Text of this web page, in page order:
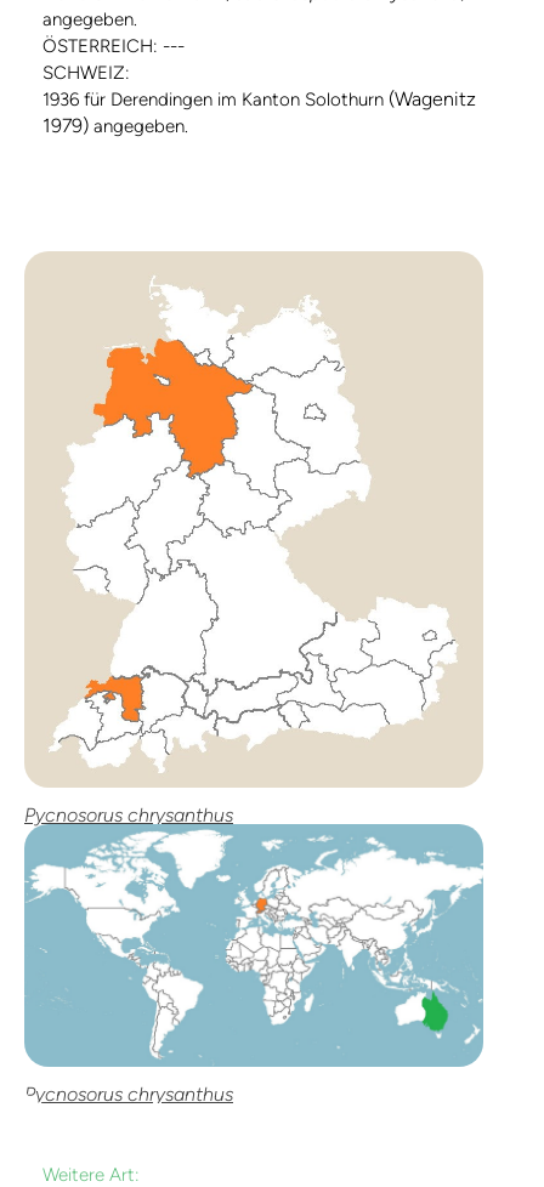
angegeben.
ÖSTERREICH: ---
SCHWEIZ:
1936 für Derendingen im Kanton Solothurn (Wagenitz
1979) angegeben.
Pycnosorus chrysanthus
Pycnosorus chrysanthus
Weitere Art: